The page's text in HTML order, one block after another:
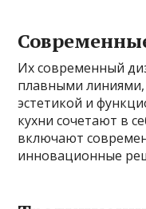
Их современный
плавными
эстетикой и
кухни сочетают в
включают
инновационные